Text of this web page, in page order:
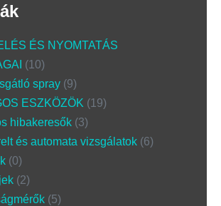
ÉS NYOMTATÁS
10
spray 9
ESZKÖZÖK
19
hibakeresők 3
és automata vizsgálatok 6
0
2
5